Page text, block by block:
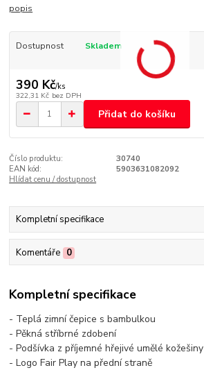
popis
Dostupnost Skladem
390 Kč/ks
322,31 Kč bez DPH
Přidat do košíku
Číslo produktu:
30740
EAN kód:
5903631082092
Hlídat cenu / dostupnost
Kompletní specifikace
Komentáře 0
Kompletní specifikace
- Teplá zimní čepice s bambulkou
- Pěkná stříbrné zdobení
- Podšívka z příjemné hřejivé umělé kožešiny
- Logo Fair Play na přední straně